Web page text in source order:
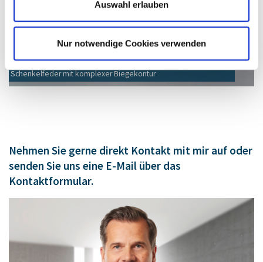
Auswahl erlauben
Nur notwendige Cookies verwenden
Schenkelfeder mit komplexer Biegekontur
Nehmen Sie gerne direkt Kontakt mit mir auf oder
senden Sie uns eine E-Mail über das
Kontaktformular.